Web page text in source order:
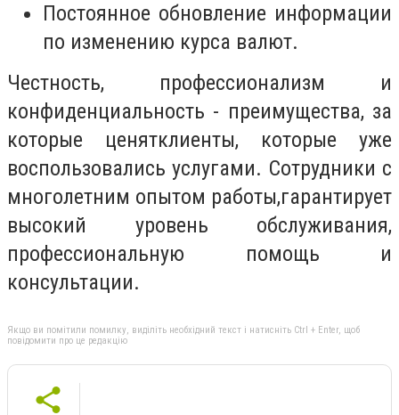
Постоянное обновление информации
по изменению курса валют.
Честность, профессионализм и
конфиденциальность - преимущества, за
которые ценятклиенты, которые уже
воспользовались услугами. Сотрудники с
многолетним опытом работы,гарантирует
высокий уровень обслуживания,
профессиональную помощь и
консультации.
Якщо ви помітили помилку, виділіть необхідний текст і натисніть Ctrl + Enter, щоб
повідомити про це редакцію